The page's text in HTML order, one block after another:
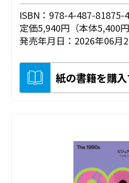
ISBN：978-4-487-81875-
定価5,940円（本体5,400円
発売年月日：2026年06月
紙の書籍を購